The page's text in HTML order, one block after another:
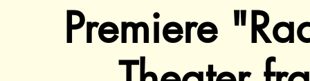
Premiere